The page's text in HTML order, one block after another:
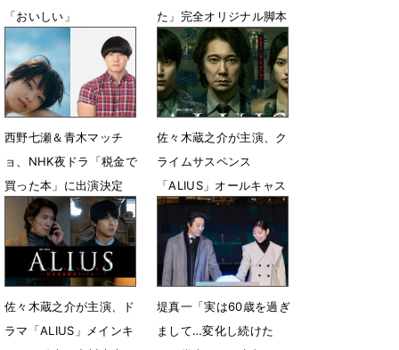
「おいしい」
7月25日 19時00分
た」完全オリジナル脚本
にかけた覚悟
7月25日 12時00分
西野七瀬＆青木マッチ
ョ、NHK夜ドラ「税金で
買った本」に出演決定
6月25日 17時30分
佐々木蔵之介が主演、ク
ライムサスペンス
「ALIUS」オールキャス
ト解禁＆キービジュア
ル・本予告公開
6月17日 17時30分
佐々木蔵之介が主演、ド
ラマ「ALIUS」メインキ
堤真一「実は60歳を過ぎ
まして…変化し続けた